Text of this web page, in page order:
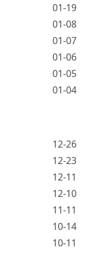
01-19
01-08
01-07
01-06
01-05
01-04
12-26
12-23
12-11
12-10
11-11
10-14
10-11